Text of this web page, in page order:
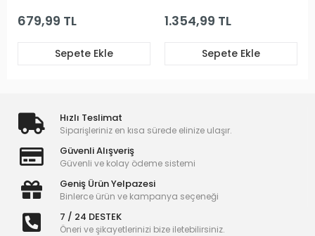
679,99 TL
Sepete Ekle
1.354,99 TL
Sepete Ekle
Hızlı Teslimat
Siparişleriniz en kısa sürede elinize ulaşır.
Güvenli Alışveriş
Güvenli ve kolay ödeme sistemi
Geniş Ürün Yelpazesi
Binlerce ürün ve kampanya seçeneği
7 / 24 DESTEK
Öneri ve şikayetlerinizi bize iletebilirsiniz.